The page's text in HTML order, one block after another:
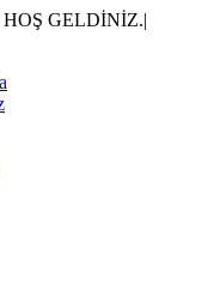
GELDİNİZ.|